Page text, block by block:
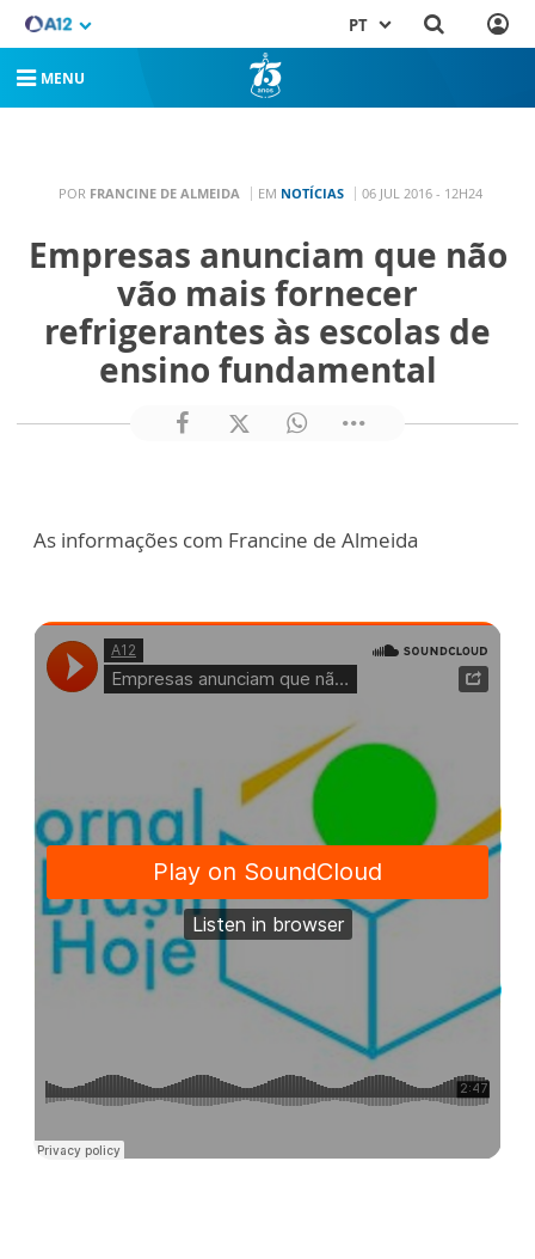
PT
MENU
POR FRANCINE DE ALMEIDA EM NOTÍCIAS 06 JUL 2016 - 12H24
Empresas anunciam que não
vão mais fornecer
refrigerantes às escolas de
ensino fundamental
As informações com Francine de Almeida